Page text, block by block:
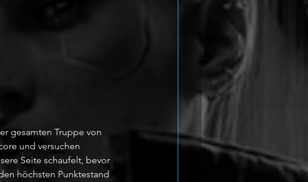
gesamten Truppe von
und versuchen
Seite schaufelt, bevor
höchsten Punktestand